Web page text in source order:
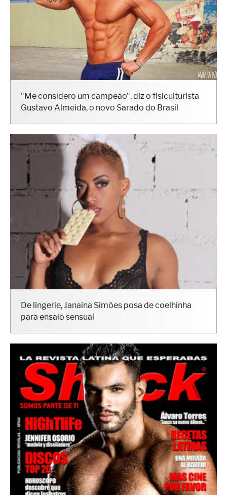
"Me considero um campeão", diz o fisiculturista
Gustavo Almeida, o novo Sarado do Brasil
De lingerie, Janaina Simões posa de coelhinha
para ensaio sensual